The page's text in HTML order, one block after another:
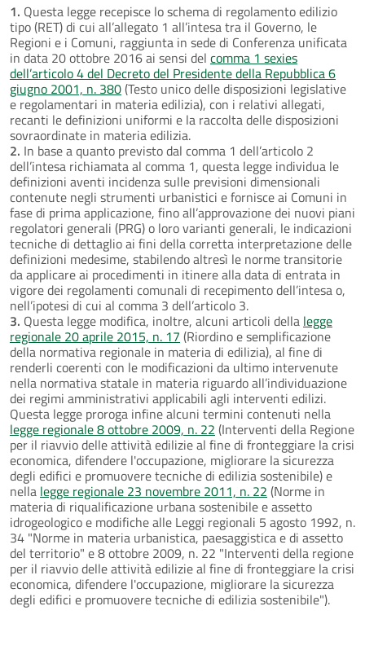
1. Questa legge recepisce lo schema di regolamento edilizio
tipo (RET) di cui all’allegato 1 all’intesa tra il Governo, le
Regioni e i Comuni, raggiunta in sede di Conferenza unificata
in data 20 ottobre 2016 ai sensi del comma 1 sexies
dell’articolo 4 del Decreto del Presidente della Repubblica 6
giugno 2001, n. 380(Testo unico delle disposizioni legislative
e regolamentari in materia edilizia), con i relativi allegati,
recanti le definizioni uniformi e la raccolta delle disposizioni
sovraordinate in materia edilizia.
2. In base a quanto previsto dal comma 1 dell’articolo 2
dell’intesa richiamata al comma 1, questa legge individua le
definizioni aventi incidenza sulle previsioni dimensionali
contenute negli strumenti urbanistici e fornisce ai Comuni in
fase di prima applicazione, fino all’approvazione dei nuovi piani
regolatori generali (PRG) o loro varianti generali, le indicazioni
tecniche di dettaglio ai fini della corretta interpretazione delle
definizioni medesime, stabilendo altresì le norme transitorie
da applicare ai procedimenti in itinere alla data di entrata in
vigore dei regolamenti comunali di recepimento dell’intesa o,
nell’ipotesi di cui al comma 3 dell’articolo 3.
3. Questa legge modifica, inoltre, alcuni articoli della legge
regionale 20 aprile 2015, n. 17 (Riordino e semplificazione
della normativa regionale in materia di edilizia), al fine di
renderli coerenti con le modificazioni da ultimo intervenute
nella normativa statale in materia riguardo all’individuazione
dei regimi amministrativi applicabili agli interventi edilizi.
Questa legge proroga infine alcuni termini contenuti nella
legge regionale 8 ottobre 2009, n. 22 (Interventi della Regione
per il riavvio delle attività edilizie al fine di fronteggiare la crisi
economica, difendere l'occupazione, migliorare la sicurezza
degli edifici e promuovere tecniche di edilizia sostenibile) e
nella legge regionale 23 novembre 2011, n. 22 (Norme in
materia di riqualificazione urbana sostenibile e assetto
idrogeologico e modifiche alle Leggi regionali 5 agosto 1992, n.
34 "Norme in materia urbanistica, paesaggistica e di assetto
del territorio" e 8 ottobre 2009, n. 22 "Interventi della regione
per il riavvio delle attività edilizie al fine di fronteggiare la crisi
economica, difendere l'occupazione, migliorare la sicurezza
degli edifici e promuovere tecniche di edilizia sostenibile").